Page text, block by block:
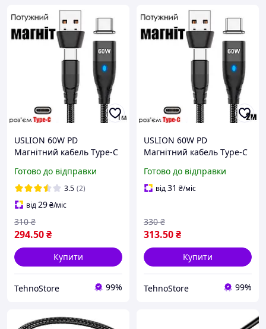
USLION 60W PD
Магнітний кабель Type-C
USB-A (довжина 1м)
чорний
Готово до відправки
3.5 (2)
від29₴/міс
294.50₴
310 ₴
Купити
TehnoStore 99%
USLION 60W PD
Магнітний кабель Type-C
USB-A (довжина 2м)
чорний
Готово до відправки
від31 ₴/міс
313.50₴
330 ₴
Купити
TehnoStore 99%